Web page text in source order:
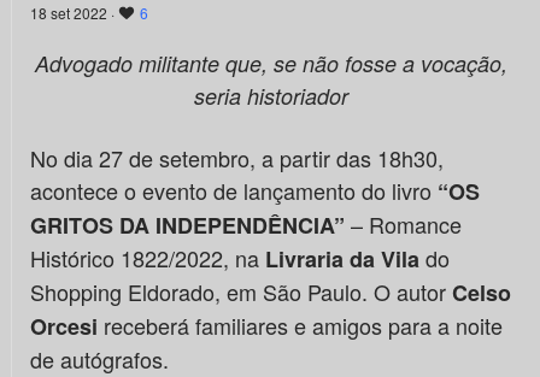
18 set 2022 · 6
Advogado militante que, se não fosse a vocação,
seria historiador
No dia 27 de setembro, a partir das 18h30,
acontece o evento de lançamento do livro “OS
GRITOS DA INDEPENDÊNCIA” – Romance
Histórico 1822/2022, na Livraria da Vilado
Shopping Eldorado, em São Paulo. O autorCelso
Orcesi receberá familiares e amigos para a noite
de autógrafos.